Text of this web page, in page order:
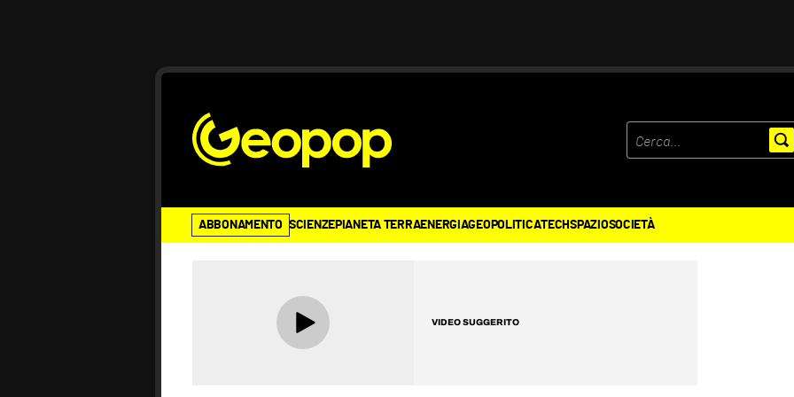
ABBONAMENTO SCIENZEPIANETA TERRAENERGIAGEOPOLITICATECHSPAZIOSOCIETÀ
VIDEO SUGGERITO